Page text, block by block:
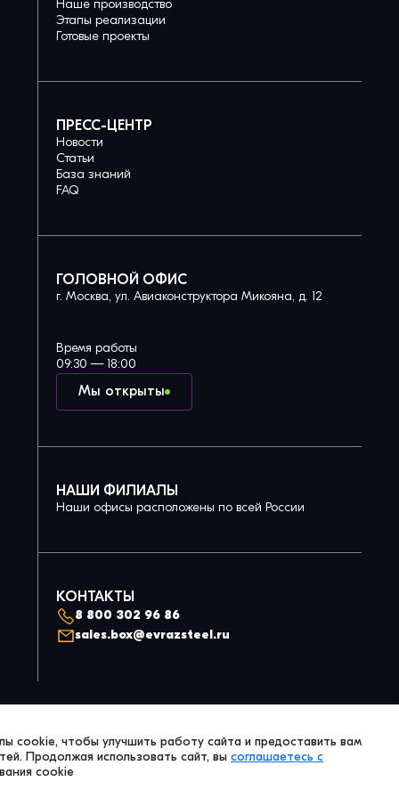
cookie, чтобы улучшить работу сайта и предоставить вам
Продолжая использовать сайт, вы соглашаетесь с
cookie
Наше производство
Этапы реализации
Готовые проекты
ПРЕСС-ЦЕНТР
Новости
Статьи
База знаний
FAQ
ГОЛОВНОЙ ОФИС
г. Москва, ул. Авиаконструктора Микояна, д. 12
Мы открыты
Время работы
09:30 — 18:00
НАШИ ФИЛИАЛЫ
Наши офисы расположены по всей России
КОНТАКТЫ
8 800 302 96 86
sales.box@evrazsteel.ru
© 2026 Evraz Steel Box. All Right Reserved.